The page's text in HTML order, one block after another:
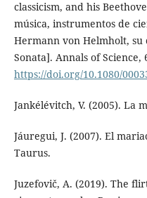
classicism, and his
música, instrumentos de
Hermann von Helmholt, su
Sonata]. Annals of Science,
https://doi.org/10.1080/
Jankélévitch, V. (2005). La
Jáuregui, J. (2007). El
Taurus.
Juzefovič, A. (2019). The